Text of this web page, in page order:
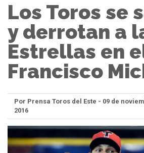
Los Toros se
y derrotan a
Estrellas en
Francisco
Por Prensa Toros del Este - 09 de
2016
Anterior